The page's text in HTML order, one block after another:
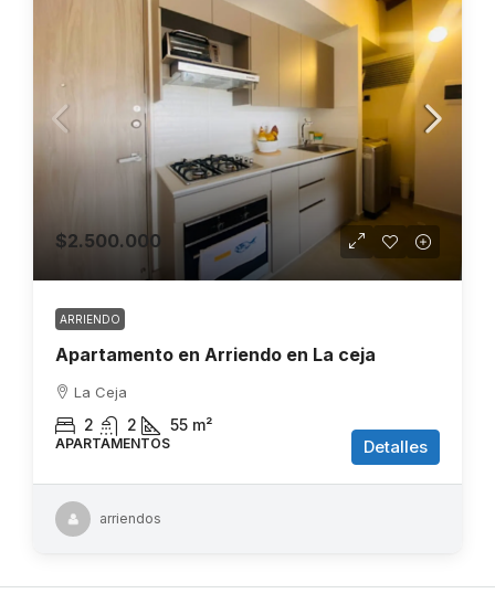
$2.500.000
ARRIENDO
Apartamento en Arriendo en La ceja
La Ceja
2 2 55 m²
APARTAMENTOS Detalles
arriendos